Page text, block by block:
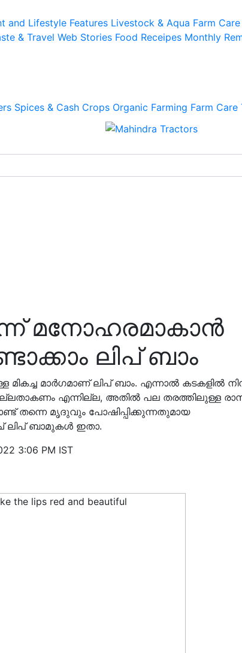
and Lifestyle Features Livestock & Aqua Farm
& Travel Web Stories Food Receipes Monthly
Spices & Cash Crops Organic Farming Farm Care
മനോഹരമാകാൻ
ലിപ് ബാം
മാർഗമാണ് ലിപ് ബാം. എന്നാൽ കടകളിൽ
എന്നില്ല, അതിൽ പല തരത്തിലുള്ള
തന്നെ മൃദുവും പോഷിപ്പിക്കുന്നതുമായ
ലിപ് ബാമുകൾ ഇതാ.
3:06 PM IST